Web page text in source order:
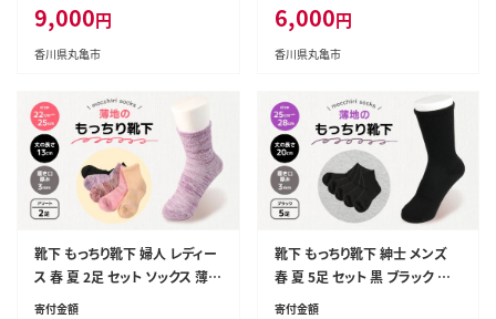
ビジネス シンプル カジュアル お
しゃれ かわいい 履き心地 日常
9,000円
香川県丸亀市
ビジネス シンプル カジュアル お
しゃれ かわいい 履き心地 日常
6,000円
香川県丸亀市
靴下 もっちり靴下 婦人 レディー
ス 春 夏 2足 セット ソックス 薄
手 蒸れない 爽やか もっちり 靴
寄付金額
靴下 もっちり靴下 紳士 メンズ
春 夏 5足 セット 黒 ブラック ソッ
クス 薄手 蒸れない 爽やか もっ
寄付金額